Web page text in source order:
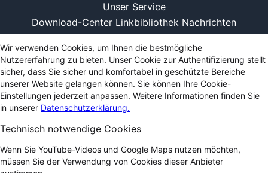
Unser Service
Download-Center Linkbibliothek Nachrichten
Wir verwenden Cookies, um Ihnen die bestmögliche
Nutzererfahrung zu bieten. Unser Cookie zur Authentifizierung stellt
sicher, dass Sie sicher und komfortabel in geschützte Bereiche
unserer Website gelangen können. Sie können Ihre Cookie-
Einstellungen jederzeit anpassen. Weitere Informationen finden Sie
in unserer Datenschutzerklärung.
Technisch notwendige Cookies
Wenn Sie YouTube-Videos und Google Maps nutzen möchten,
müssen Sie der Verwendung von Cookies dieser Anbieter